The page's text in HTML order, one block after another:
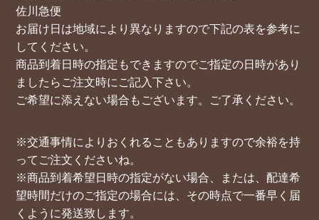
佐川急便
お届け日は地域により異なりますので下記の表を参考に
してください。
商品到着日時の指定もできますのでご指定の日時があり
ましたらご注文時にご記入下さい。
ご希望に添えない場合もございます。ご了承ください。
※交通事情によりおくれることもありますので余裕を持
ってご注文くださいね。
※商品到着希望日時の指定がない場合、または、配達希
望時間だけのご指定の場合には、その時点で一番早く届
くように発送致します。